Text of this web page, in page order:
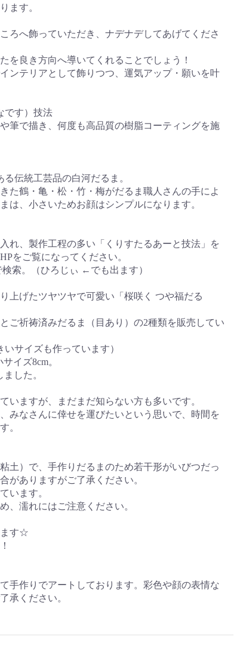
ます。
ろへ飾っていただき、ナデナデしてあげてくださ
を良き方向へ導いてくれることでしょう！
ンテリアとして飾りつつ、運気アップ・願いを叶
です）技法
筆で描き、何度も高品質の樹脂コーティングを施
伝統工芸品の白河だるま。
た鶴・亀・松・竹・梅がだるま職人さんの手によ
は、小さいためお顔はシンプルになります。
れ、製作工程の多い「くりすたるあーと技法」を
をご覧になってください。
索。（ひろじぃ ←でも出ます）
上げたツヤツヤで可愛い「桜咲く つや福だる
ご祈祷済みだるま（目あり）の2種類を販売してい
サイズも作っています）
イズ8cm。
した。
いますが、まだまだ知らない方も多いです。
みなさんに倖せを運びたいという思いで、時間を
。
土）で、手作りだるまのため若干形がいびつだっ
がありますがご了承ください。
います。
、濡れにはご注意ください。
ます☆
手作りでアートしております。彩色や顔の表情な
承ください。